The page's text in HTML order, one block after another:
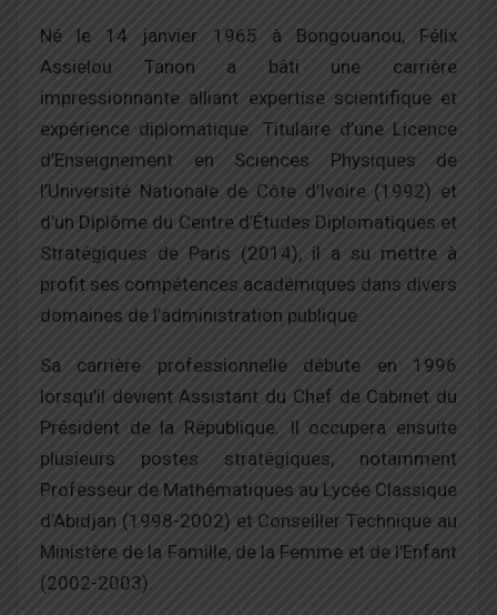
Né le 14 janvier 1965 à Bongouanou, Félix
Assielou Tanon a bâti une carrière
impressionnante alliant expertise scientifique et
expérience diplomatique. Titulaire d’une Licence
d’Enseignement en Sciences Physiques de
l’Université Nationale de Côte d’Ivoire (1992) et
d’un Diplôme du Centre d’Études Diplomatiques et
Stratégiques de Paris (2014), il a su mettre à
profit ses compétences académiques dans divers
domaines de l’administration publique.
Sa carrière professionnelle débute en 1996
lorsqu’il devient Assistant du Chef de Cabinet du
Président de la République. Il occupera ensuite
plusieurs postes stratégiques, notamment
Professeur de Mathématiques au Lycée Classique
d’Abidjan (1998-2002) et Conseiller Technique au
Ministère de la Famille, de la Femme et de l’Enfant
(2002-2003).